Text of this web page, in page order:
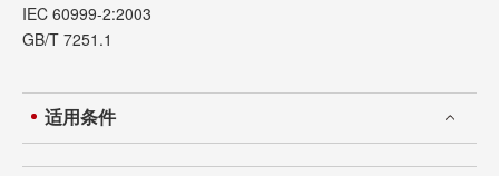
IEC 60999-2:2003
GB/T 7251.1
适用条件